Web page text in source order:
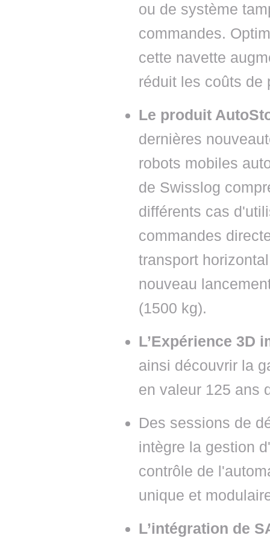
ou de système
commandes.
cette navette
réduit les coûts de
Le produit
dernières
robots mobiles
de Swisslog
différents cas
commandes
transport
nouveau
(1500 kg).
L’Expérience 3D
ainsi découvrir la
en valeur 125 ans
Des sessions de
intègre la gestion
contrôle de
unique et
L’intégration de